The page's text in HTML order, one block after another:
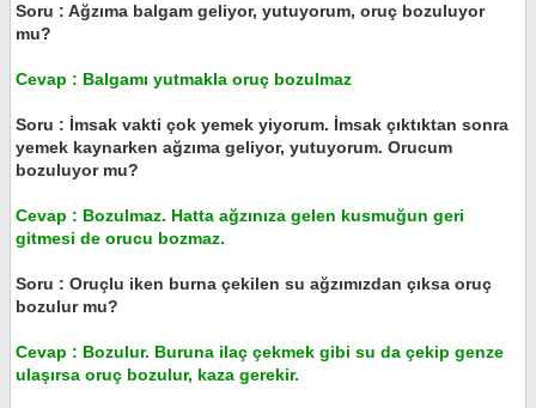
Soru : Ağzıma balgam geliyor, yutuyorum, oruç bozuluyor
mu?
Cevap : Balgamı yutmakla oruç bozulmaz
Soru : İmsak vakti çok yemek yiyorum. İmsak çıktıktan sonra
yemek kaynarken ağzıma geliyor, yutuyorum. Orucum
bozuluyor mu?
Cevap : Bozulmaz. Hatta ağzınıza gelen kusmuğun geri
gitmesi de orucu bozmaz.
Soru : Oruçlu iken burna çekilen su ağzımızdan çıksa oruç
bozulur mu?
Cevap : Bozulur. Buruna ilaç çekmek gibi su da çekip genze
ulaşırsa oruç bozulur, kaza gerekir.